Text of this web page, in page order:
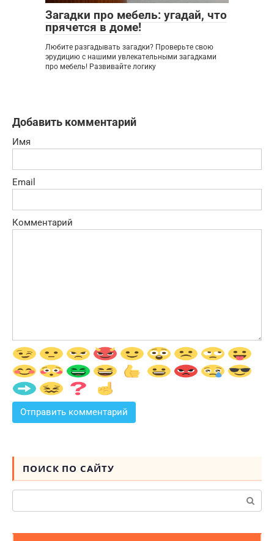
Загадки про мебель: угадай, что
прячется в доме!
Любите разгадывать загадки? Проверьте свою
эрудицию с нашими увлекательными загадками
про мебель! Развивайте логику
Добавить комментарий
Имя
Email
Комментарий
ПОИСК ПО САЙТУ